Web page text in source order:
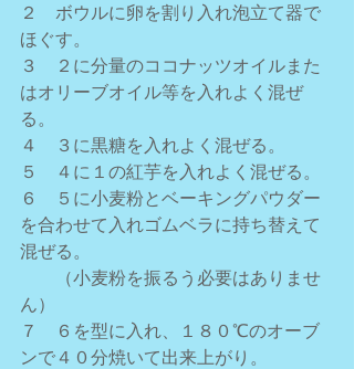
２　ボウルに卵を割り入れ泡立て器で
ほぐす。
３　２に分量のココナッツオイルまた
はオリーブオイル等を入れよく混ぜ
る。
４　３に黒糖を入れよく混ぜる。
５　４に１の紅芋を入れよく混ぜる。
６　５に小麦粉とベーキングパウダー
を合わせて入れゴムベラに持ち替えて
混ぜる。
（小麦粉を振るう必要はありませ
ん）
７　６を型に入れ、１８０℃のオーブ
ンで４０分焼いて出来上がり。